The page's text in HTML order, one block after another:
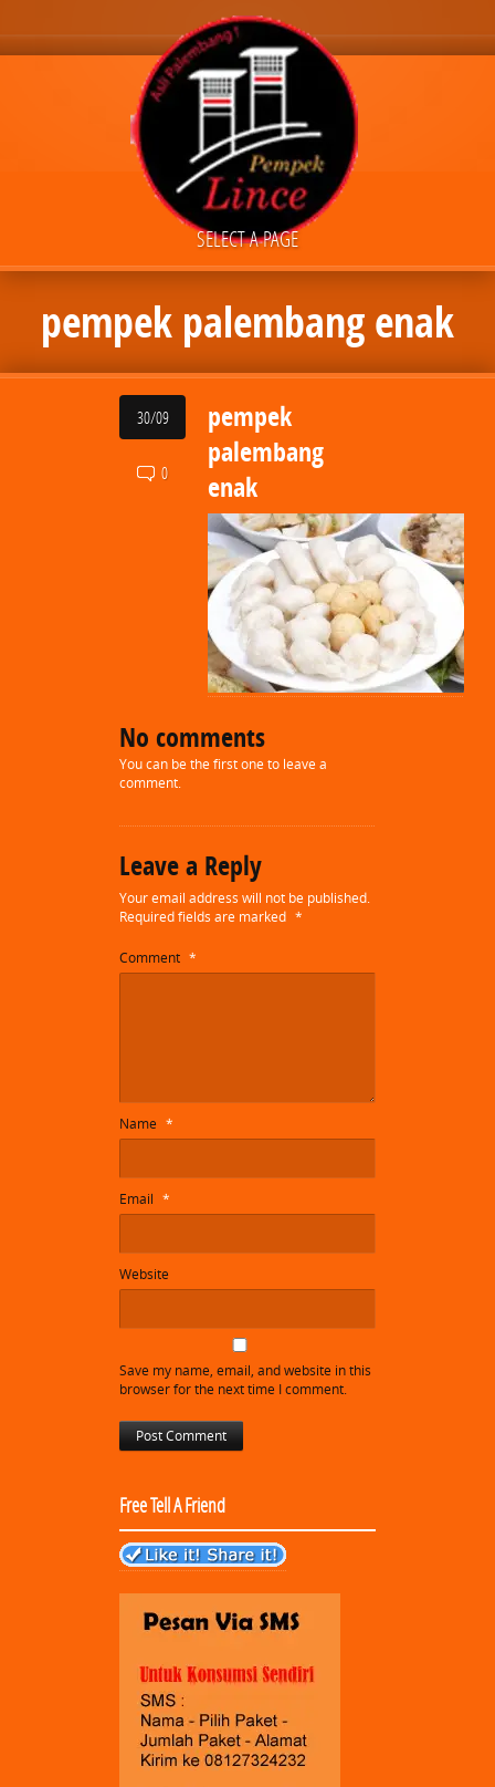
SELECT A PAGE
pempek palembang enak
30/09
0
pempek
palembang
enak
No comments
You can be the first one to leave a
comment.
Leave a Reply
Your email address will not be published.
Required fields are marked *
Comment *
Name *
Email *
Website
Save my name, email, and website in this
browser for the next time I comment.
Free Tell A Friend